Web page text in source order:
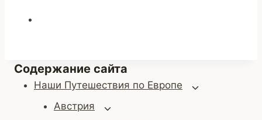
Содержание сайта
Наши Путешествия по Европе
Переключить
Австрия
Переключить